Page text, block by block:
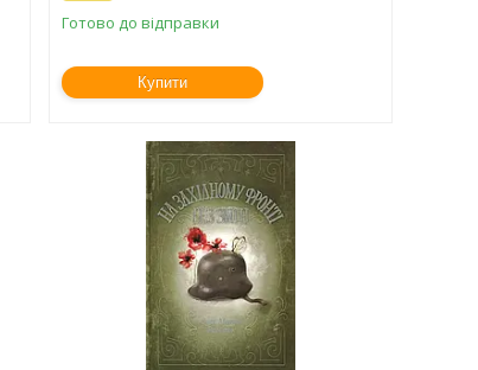
Готово до відправки
Купити